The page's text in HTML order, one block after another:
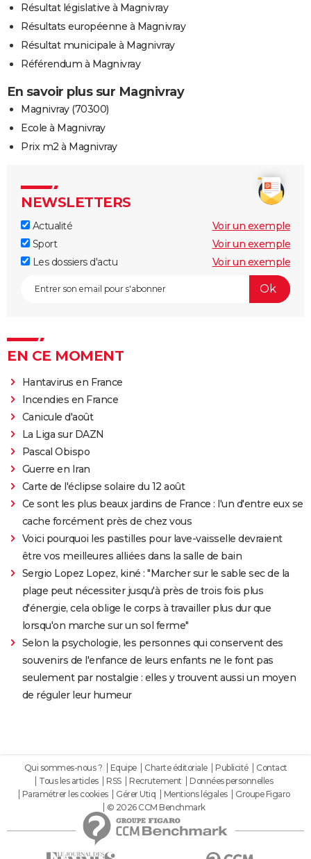
Résultat législative à Magnivray
Résultats européenne à Magnivray
Résultat municipale à Magnivray
Référendum à Magnivray
En savoir plus sur Magnivray
Magnivray (70300)
Ecole à Magnivray
Prix m2 à Magnivray
NEWSLETTERS
Actualité
Voir un exemple
Sport
Voir un exemple
Les dossiers d'actu
Voir un exemple
EN CE MOMENT
Hantavirus en France
Incendies en France
Canicule d'août
La Liga sur DAZN
Pascal Obispo
Guerre en Iran
Carte de l'éclipse solaire du 12 août
Ce sont les plus beaux jardins de France : l'un d'entre eux se
cache forcément près de chez vous
Voici pourquoi les pastilles pour lave-vaisselle devraient
être vos meilleures alliées dans la salle de bain
Sergio Lopez Lopez, kiné : "Marcher sur le sable sec de la
plage peut nécessiter jusqu'à près de trois fois plus
d'énergie, cela oblige le corps à travailler plus dur que
lorsqu'on marche sur un sol ferme"
Selon la psychologie, les personnes qui conservent des
souvenirs de l'enfance de leurs enfants ne le font pas
seulement par nostalgie : elles y trouvent aussi un moyen
de réguler leur humeur
Qui sommes-nous ? Equipe Charte éditoriale Publicité
Contact
Tous les articles
RSS Recrutement
Données personnelles
Paramétrer les cookies
Gérer Utiq Mentions légales
Groupe Figaro
© 2026 CCM Benchmark